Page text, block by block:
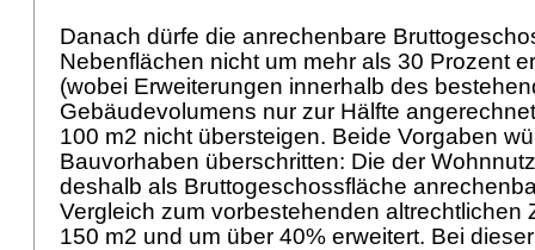
Danach dürfe die anrechenbare
Nebenflächen nicht um mehr als 30 Prozent
(wobei Erweiterungen innerhalb des
Gebäudevolumens nur zur Hälfte
100 m2 nicht übersteigen. Beide Vorgaben
Bauvorhaben überschritten: Die der
deshalb als Bruttogeschossfläche
Vergleich zum vorbestehenden altrechtlichen
150 m2 und um über 40% erweitert. Bei